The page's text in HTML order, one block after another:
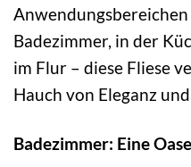
Badezimmer, in der
im Flur – diese Fliese
Hauch von Eleganz und
Badezimmer: Eine